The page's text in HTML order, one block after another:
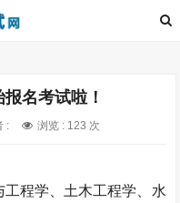
名考试啦！
: 浏览 : 123 次
程学、土木工程学、水